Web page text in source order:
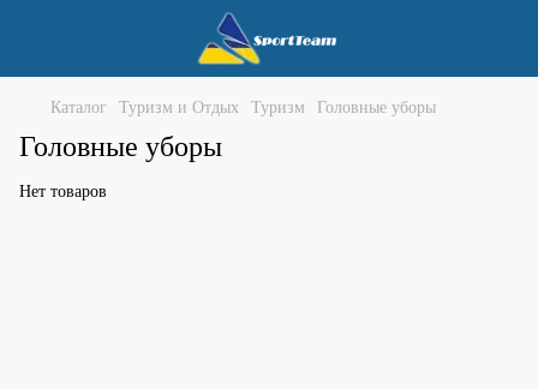
Каталог Туризм и Отдых Туризм Головные уборы
Головные уборы
Нет товаров